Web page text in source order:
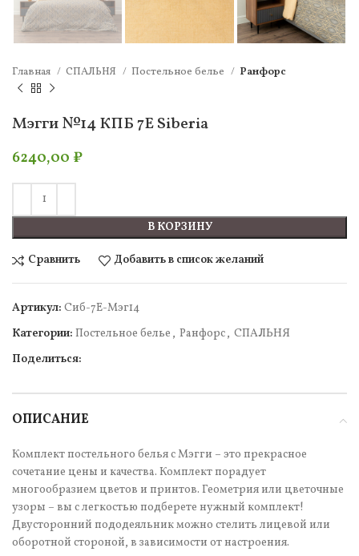
Главная СПАЛЬНЯ Постельное белье Ранфорс
Мэгги №14 КПБ 7Е Siberia
6240,00 ₽
В КОРЗИНУ
Сравнить Добавить в список желаний
Артикул: Cиб-7Е-Мэг14
Категории: Постельное белье , Ранфорс, СПАЛЬНЯ
Поделиться:
ОПИСАНИЕ
Комплект постельного белья с Мэгги – это прекрасное
сочетание цены и качества. Комплект порадует
многообразием цветов и принтов. Геометрия или цветочные
узоры – вы с легкостью подберете нужный комплект!
Двусторонний пододеяльник можно стелить лицевой или
оборотной стороной, в зависимости от настроения.